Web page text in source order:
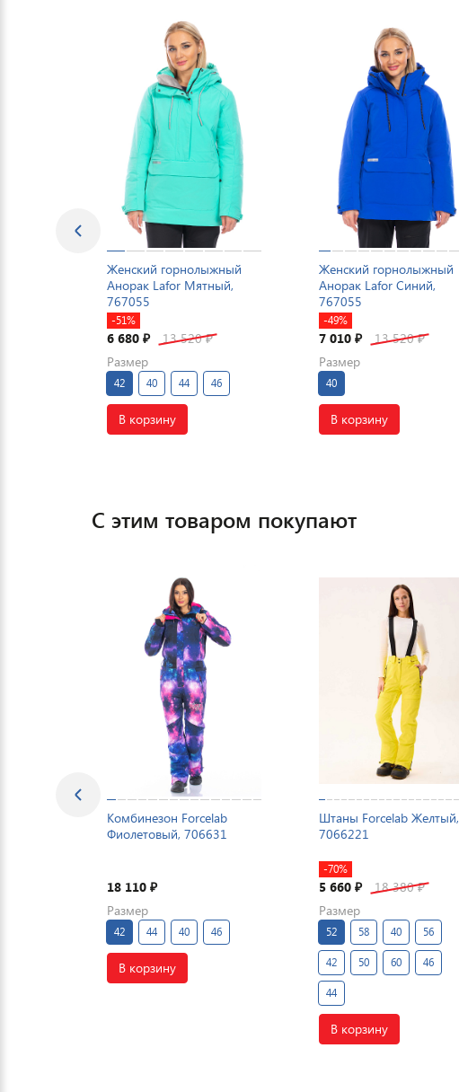
Женский горнолыжный
Анорак Lafor Мятный,
767055
-51%
6 680 ₽ 13 520₽
Размер
42 40 44 46
В корзину
Женский горнолыжный
Анорак Lafor Синий,
767055
-49%
7 010₽ 13 520₽
Размер
40
В корзину
С этим товаром покупают
Комбинезон Forcelab
Фиолетовый, 706631
18 110 ₽
Размер
42 44 40 46
В корзину
Штаны Forcelab Желтый,
7066221
-70%
5 660₽ 18 380₽
Размер
52 58 40 56
42 50 60 46
44
В корзину